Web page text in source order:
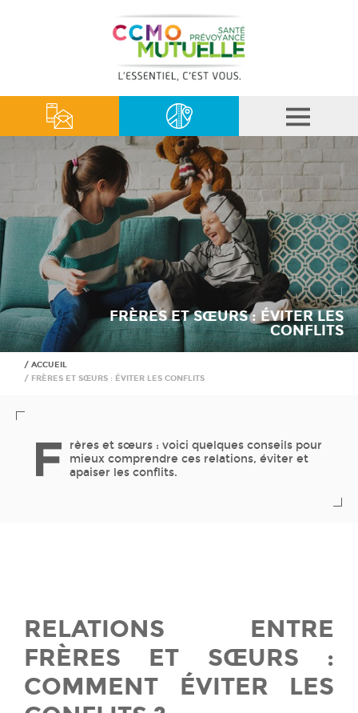
FRÈRES ET SŒURS : ÉVITER LES
CONFLITS
ACCUEIL
FRÈRES ET SŒURS : ÉVITER LES CONFLITS
F
rères et sœurs : voici quelques conseils pour
mieux comprendre ces relations, éviter et
apaiser les conflits.
RELATIONS ENTRE
FRÈRES ET SŒURS :
COMMENT ÉVITER LES